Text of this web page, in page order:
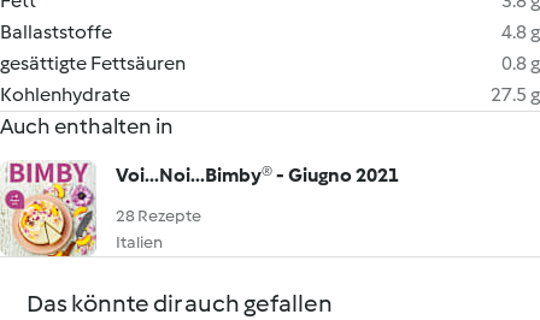
Ballaststoffe
4.8 g
gesättigte Fettsäuren
0.8 g
Kohlenhydrate
27.5 g
Auch enthalten in
Voi...Noi...Bimby® - Giugno 2021
28 Rezepte
Italien
Das könnte dir auch gefallen